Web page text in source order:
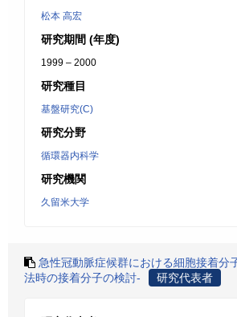
松本 高宏
研究期間 (年度)
1999 – 2000
研究種目
基盤研究(C)
研究分野
循環器内科学
研究機関
久留米大学
急性冠動脈症候群における細胞接着分
法時の接着分子の検討-
研究代表者